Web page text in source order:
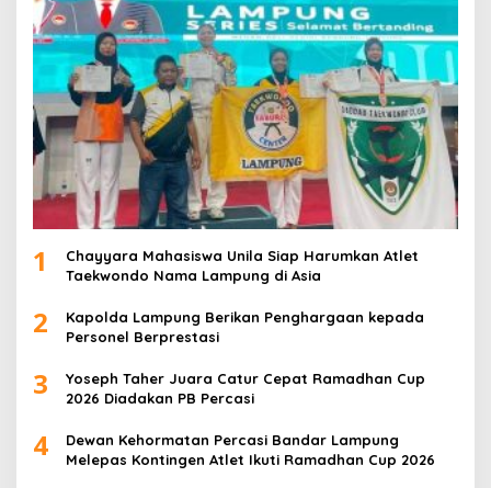
1
Chayyara Mahasiswa Unila Siap Harumkan Atlet
Taekwondo Nama Lampung di Asia
2
Kapolda Lampung Berikan Penghargaan kepada
Personel Berprestasi
3
Yoseph Taher Juara Catur Cepat Ramadhan Cup
2026 Diadakan PB Percasi
4
Dewan Kehormatan Percasi Bandar Lampung
Melepas Kontingen Atlet Ikuti Ramadhan Cup 2026